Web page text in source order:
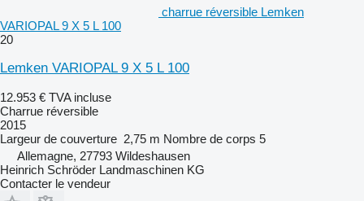
charrue réversible Lemken
VARIOPAL 9 X 5 L 100
20
Lemken VARIOPAL 9 X 5 L 100
12.953 € TVA incluse
Charrue réversible
2015
Largeur de couverture 2,75 m Nombre de corps 5
Allemagne, 27793 Wildeshausen
Heinrich Schröder Landmaschinen KG
Contacter le vendeur